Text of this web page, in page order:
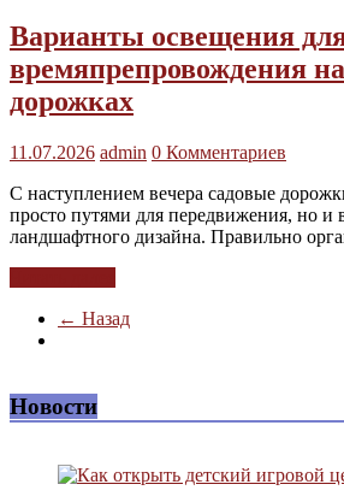
Варианты освещения
времяпрепровождения
дорожках
11.07.2026 admin 0 Комментариев
С наступлением вечера садовые
просто путями для передвижения, но и
ландшафтного дизайна. Правильно
← Назад
Новости